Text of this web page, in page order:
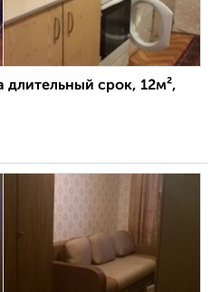
длительный срок, 12м²,